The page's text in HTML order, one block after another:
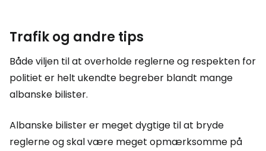
Trafik og andre tips
Både viljen til at overholde reglerne og respekten for
politiet er helt ukendte begreber blandt mange
albanske bilister.
Albanske bilister er meget dygtige til at bryde
reglerne og skal være meget opmærksomme på